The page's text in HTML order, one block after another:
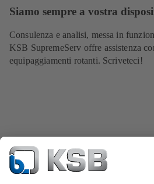
Siamo sempre a vostra
Consulenza e analisi, messa in
KSB SupremeServ offre assistenza
equipaggiamenti rotanti. Scriveteci!